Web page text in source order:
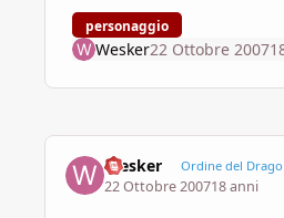
personaggio
Wesker22 Ottobre 2007
Wesker Ordine del Drago
22 Ottobre 200718 anni